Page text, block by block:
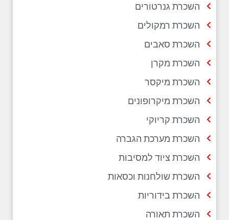
השכרת גנרטורים
השכרת רמקולים
השכרת סאבים
השכרת מקרן
השכרת מיקסר
השכרת מיקרופונים
השכרת קריוקי
השכרת מערכת הגברה
השכרת ציוד למסיבות
השכרת שולחנות וכסאות
השכרת בידוריות
השכרת תאורה